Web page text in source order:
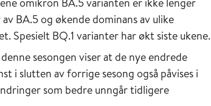
BA.5 og økende dominans av ulike
Spesielt BQ.1 varianter har økt siste ukene.
sesongen viser at de nye endrede
i slutten av forrige sesong også påvises i
som bedre unngår tidligere